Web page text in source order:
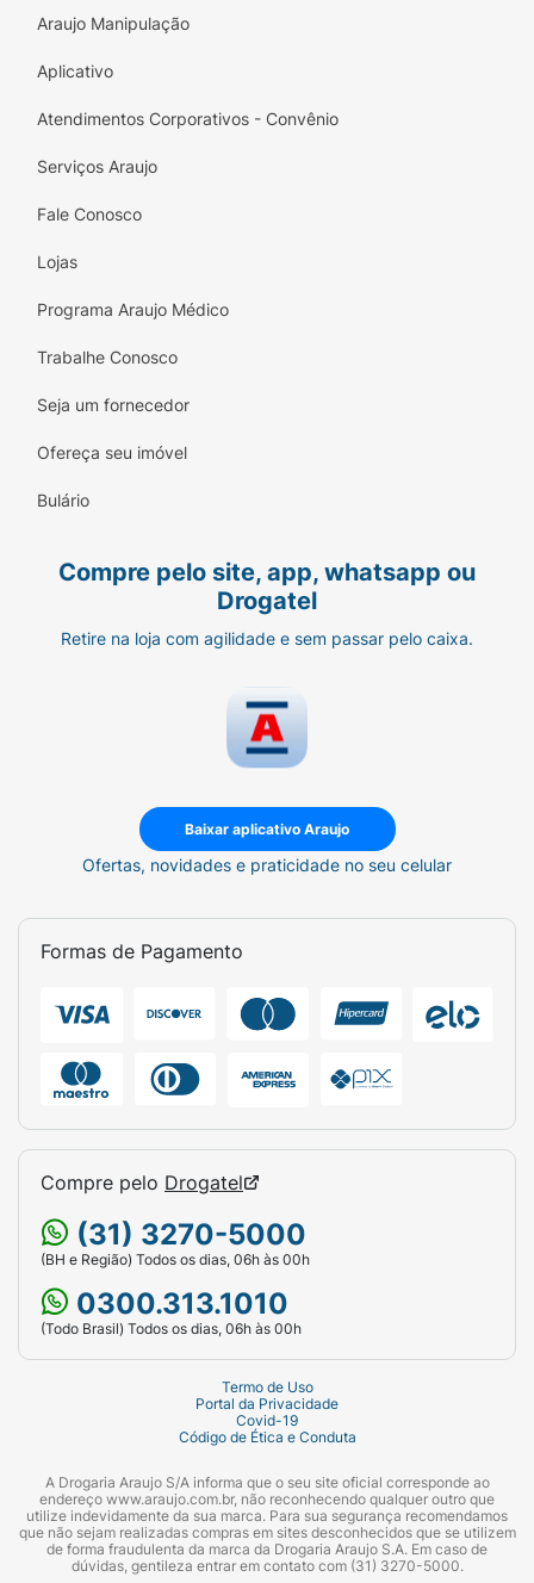
Araujo Manipulação
Aplicativo
Atendimentos Corporativos - Convênio
Serviços Araujo
Fale Conosco
Lojas
Programa Araujo Médico
Trabalhe Conosco
Seja um fornecedor
Ofereça seu imóvel
Bulário
Compre pelo site, app, whatsapp ou
Drogatel
Retire na loja com agilidade e sem passar pelo caixa.
Baixar aplicativo Araujo
Ofertas, novidades e praticidade no seu celular
Formas de Pagamento
Compre pelo Drogatel
(31) 3270-5000
(BH e Região) Todos os dias, 06h às 00h
0300.313.1010
(Todo Brasil) Todos os dias, 06h às 00h
Termo de Uso
Portal da Privacidade
Covid-19
Código de Ética e Conduta
A Drogaria Araujo S/A informa que o seu site oficial corresponde ao
endereço www.araujo.com.br, não reconhecendo qualquer outro que
utilize indevidamente da sua marca. Para sua segurança recomendamos
que não sejam realizadas compras em sites desconhecidos que se utilizem
de forma fraudulenta da marca da Drogaria Araujo S.A. Em caso de
dúvidas, gentileza entrar em contato com (31) 3270-5000.